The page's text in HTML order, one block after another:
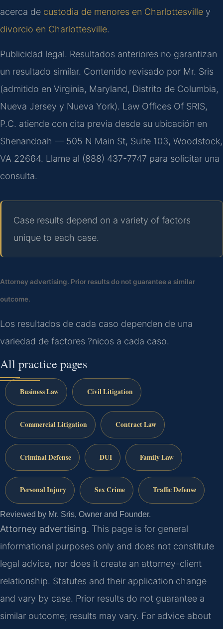
acerca de custodia de menores en Charlottesville y
divorcio en Charlottesville.
Publicidad legal. Resultados anteriores no garantizan
un resultado similar. Contenido revisado por Mr. Sris
(admitido en Virginia, Maryland, Distrito de Columbia,
Nueva Jersey y Nueva York). Law Offices Of SRIS,
P.C. atiende con cita previa desde su ubicación en
Shenandoah — 505 N Main St, Suite 103, Woodstock,
VA 22664. Llame al (888) 437-7747 para solicitar una
consulta.
Case results depend on a variety of factors
unique to each case.
Attorney advertising. Prior results do not guarantee a similar
outcome.
Los resultados de cada caso dependen de una
variedad de factores ?nicos a cada caso.
All practice pages
Business Law Civil Litigation
Commercial Litigation Contract Law
Criminal Defense DUI Family Law
Personal Injury Sex Crime Traffic Defense
Reviewed by Mr. Sris, Owner and Founder.
Attorney advertising. This page is for general
informational purposes only and does not constitute
legal advice, nor does it create an attorney-client
relationship. Statutes and their application change
and vary by case. Prior results do not guarantee a
similar outcome; results may vary. For advice about